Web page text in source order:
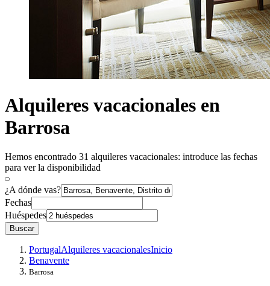
Alquileres vacacionales en
Barrosa
Hemos encontrado 31 alquileres vacacionales: introduce las fechas
para ver la disponibilidad
¿A dónde vas?
Fechas
Huéspedes
Buscar
PortugalAlquileres vacacionalesInicio
Benavente
Barrosa